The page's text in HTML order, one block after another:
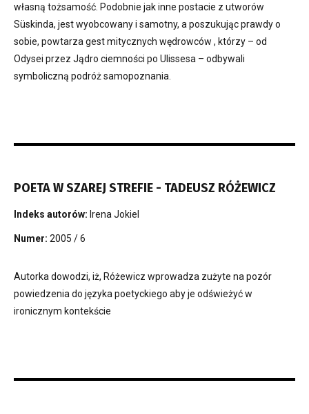
własną tożsamość. Podobnie jak inne postacie z utworów
Süskinda, jest wyobcowany i samotny, a poszukując prawdy o
sobie, powtarza gest mitycznych wędrowców , którzy – od
Odysei przez Jądro ciemności po Ulissesa – odbywali
symboliczną podróż samopoznania.
POETA W SZAREJ STREFIE - TADEUSZ RÓŻEWICZ
Indeks autorów: Irena Jokiel
Numer: 2005 / 6
Autorka dowodzi, iż, Różewicz wprowadza zużyte na pozór
powiedzenia do języka poetyckiego aby je odświeżyć w
ironicznym kontekście